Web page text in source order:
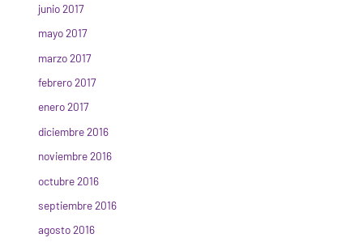
junio 2017
mayo 2017
marzo 2017
febrero 2017
enero 2017
diciembre 2016
noviembre 2016
octubre 2016
septiembre 2016
agosto 2016